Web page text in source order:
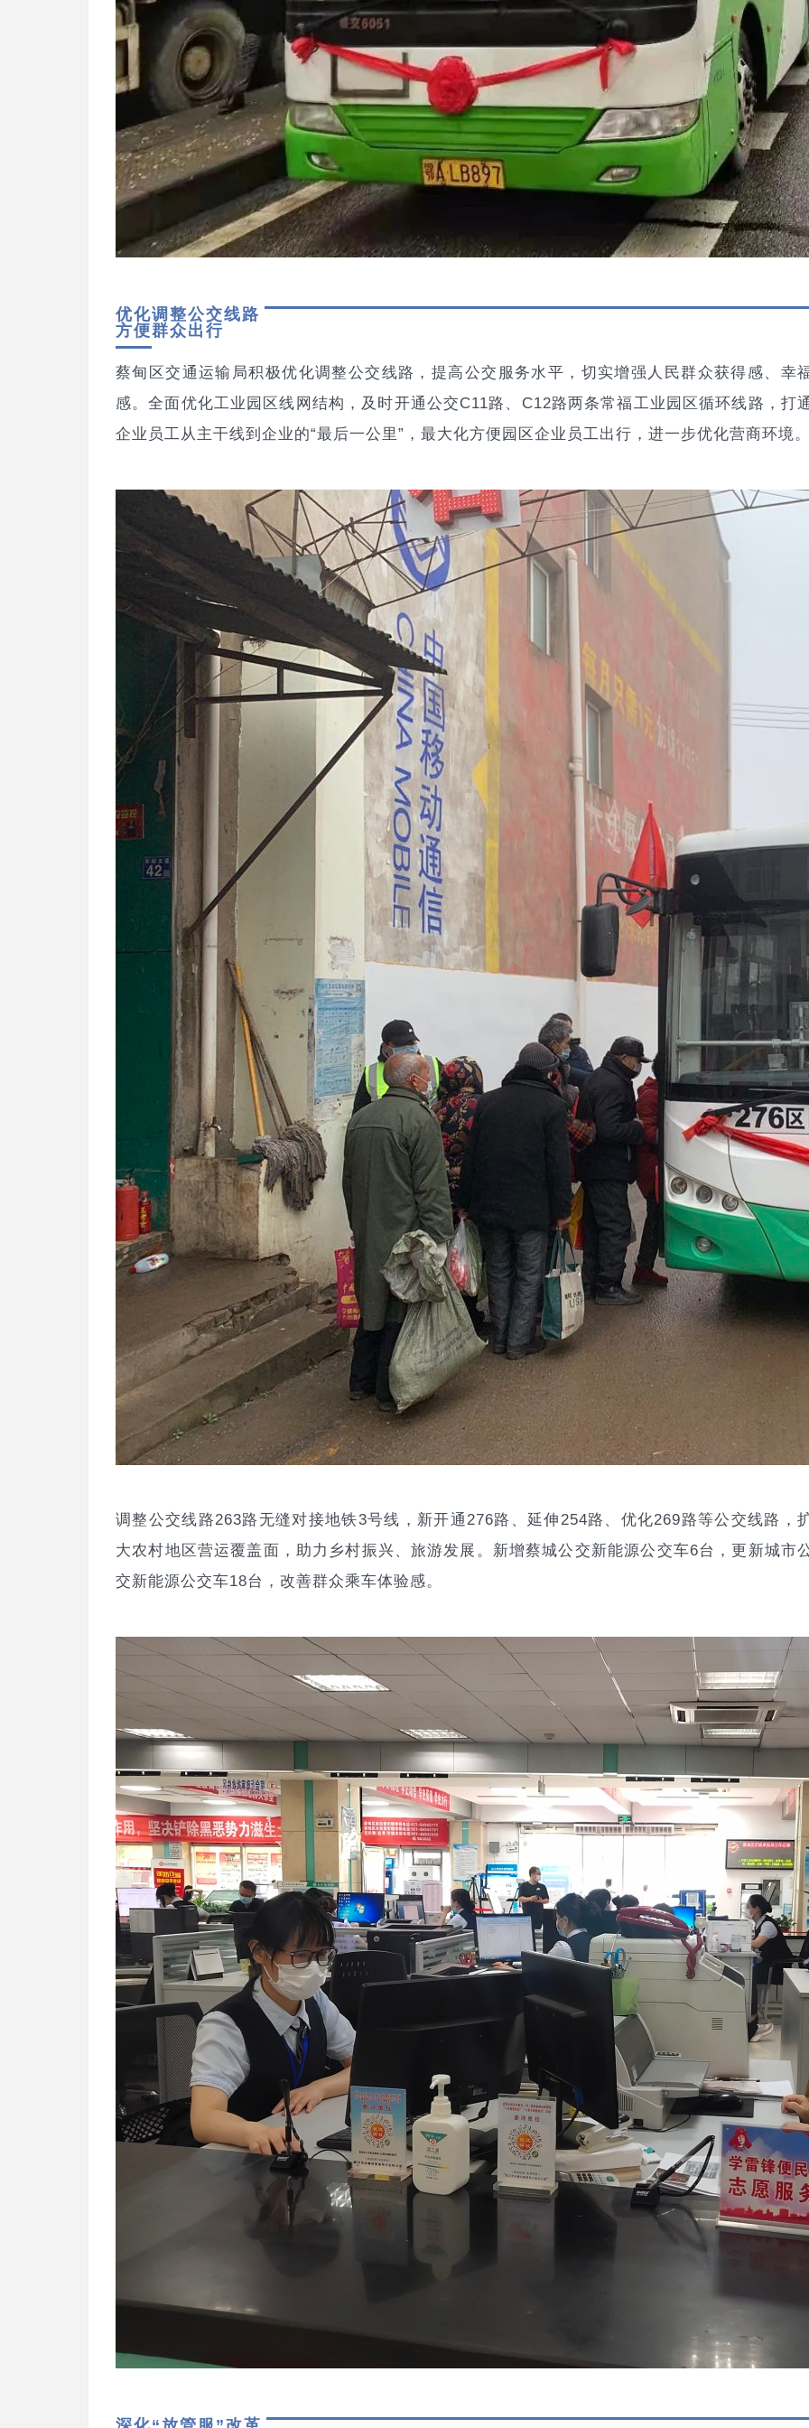
优化调整公交线路
方便群众出行
蔡甸区交通运输局积极优化调整公交线路，提高公交服务水平，切实增强人民群众获得感、幸
感。全面优化工业园区线网结构，及时开通公交C11路、C12路两条常福工业园区循环线路，打
企业员工从主干线到企业的“最后一公里”，最大化方便园区企业员工出行，进一步优化营商环境
调整公交线路263路无缝对接地铁3号线，新开通276路、延伸254路、优化269路等公交线路，
大农村地区营运覆盖面，助力乡村振兴、旅游发展。新增蔡城公交新能源公交车6台，更新城市
交新能源公交车18台，改善群众乘车体验感。